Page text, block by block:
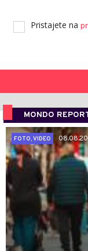
Pristajete na
MONDO
FOTO, VIDEO